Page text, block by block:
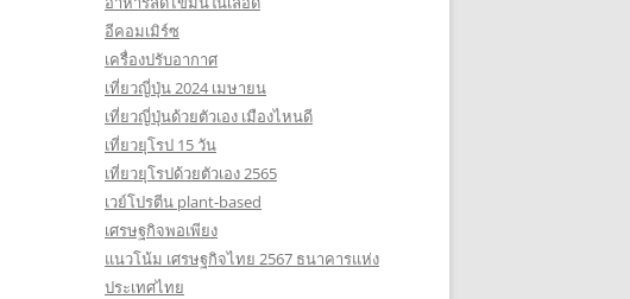
อีคอมเมิร์ซ
เครื่องปรับอากาศ
เที่ยวญี่ปุ่น 2024 เมษายน
เที่ยวญี่ปุ่นด้วยตัวเอง เมืองไหนดี
เที่ยวยุโรป 15 วัน
เที่ยวยุโรปด้วยตัวเอง 2565
เวย์โปรตีน plant-based
เศรษฐกิจพอเพียง
แนวโน้ม เศรษฐกิจไทย 2567 ธนาคารแห่ง
ประเทศไทย